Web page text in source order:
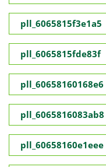
pll_6065815f3e1a5
pll_6065815fde83f
pll_60658160168e6
pll_6065816083ab8
pll_60658160e1eee